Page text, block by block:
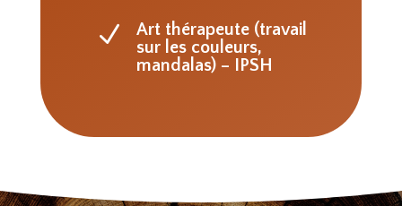
N
Art thérapeute (travail
sur les couleurs,
mandalas) – IPSH